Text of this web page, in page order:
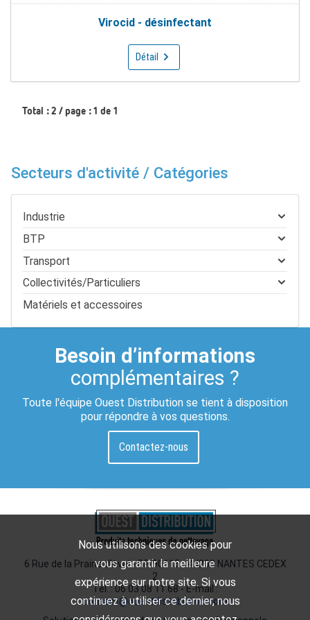
Virocid - désinfectant
Détail
Total : 2 / page : 1 de 1
Secteurs d'activité / Catégories
Industrie
BTP
Transport
Collectivités/Particuliers
Matériels et accessoires
Besoin d’informations
complémentaires ?
Toute l'équipe Ouest Distribution se tient à disposition
pour répondre à vos questions.
Contactez-nous
6 Rue de la Prairie d'Aval - BP 90115 - 44200 NANTES CEDEX
2
Tél. : 06 03 08 11 68 - E-mail :
contact@ouestdistribution.com
Nous utilisons des cookies pour
vous garantir la meilleure
expérience sur notre site. Si vous
continuez à utiliser ce dernier, nous